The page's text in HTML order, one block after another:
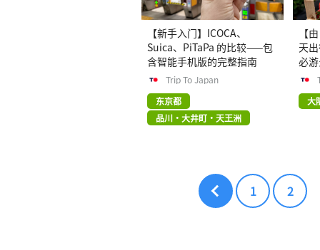
【新手入门】ICOCA、
Suica、PiTaPa 的比较——包
含智能手机版的完整指南
Trip To Japan
东京都
品川・大井町・天王洲
【
天
必
大
1 2